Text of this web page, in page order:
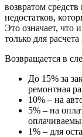
возвратом
недостатков,
Это означает, что
только для расчета
Возвращается в
До 15% за
ремонтная
10% – на
5% – на
1% – для